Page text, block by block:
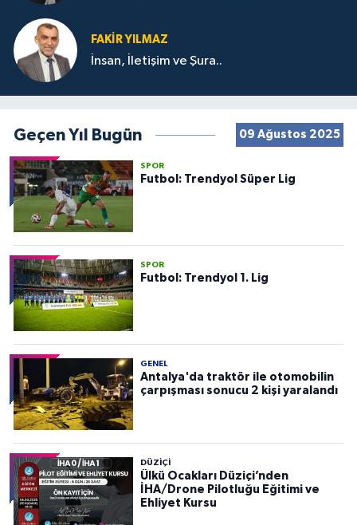
FAKIR YILMAZ
İnsan, İletişim ve Şura..
Geçen Yıl Bugün 09 Ağustos 2025
SPOR
Futbol: Trendyol Süper Lig
SPOR
Futbol: Trendyol 1. Lig
GENEL
Antalya'da traktör ile otomobilin
çarpışması sonucu 2 kişi yaralandı
DÜZIÇI
Ülkü Ocakları Düziçi’nden
İHA/Drone Pilotluğu Eğitimi ve
Ehliyet Kursu